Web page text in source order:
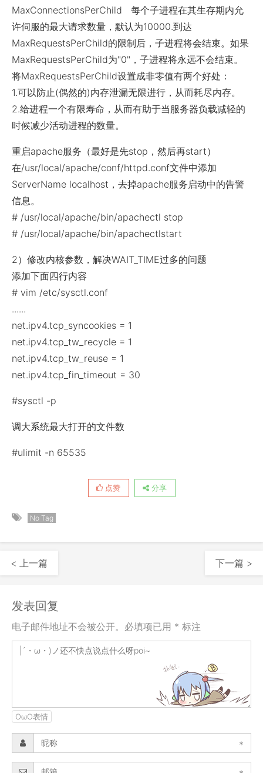
MaxConnectionsPerChild 每个子进程在其生存期内允
许伺服的最大请求数量，默认为10000.到达
MaxRequestsPerChild的限制后，子进程将会结束。如果
MaxRequestsPerChild为"0"，子进程将永远不会结束。
将MaxRequestsPerChild设置成非零值有两个好处：
1.可以防止(偶然的)内存泄漏无限进行，从而耗尽内存。
2.给进程一个有限寿命，从而有助于当服务器负载减轻的
时候减少活动进程的数量。
重启apache服务（最好是先stop，然后再start）
在/usr/local/apache/conf/httpd.conf文件中添加
ServerName localhost，去掉apache服务启动中的告警
信息。
# /usr/local/apache/bin/apachectl stop
# /usr/local/apache/bin/apachectlstart
2）修改内核参数，解决WAIT_TIME过多的问题
添加下面四行内容
# vim /etc/sysctl.conf
......
net.ipv4.tcp_syncookies = 1
net.ipv4.tcp_tw_recycle = 1
net.ipv4.tcp_tw_reuse = 1
net.ipv4.tcp_fin_timeout = 30
#sysctl -p
调大系统最大打开的文件数
#ulimit -n 65535
点赞 分享
No Tag
< 上一篇 下一篇 >
发表回复
电子邮件地址不会被公开。必填项已用 * 标注
OωO表情
*